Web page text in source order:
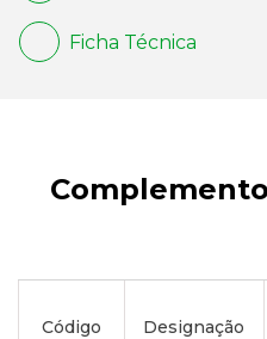
Ficha Técnica
Código Designação